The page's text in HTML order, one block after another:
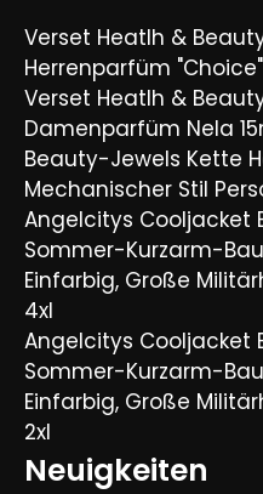
Verset Heatlh & Beauty
Herrenparfüm
Verset Heatlh & Beauty
Damenparfüm Nela
Beauty-Jewels Kette
Mechanischer Stil
Angelcitys Cooljacket
Sommer-Kurzarm-
Einfarbig, Große
4xl
Angelcitys Cooljacket
Sommer-Kurzarm-
Einfarbig, Große
2xl
Neuigkeiten